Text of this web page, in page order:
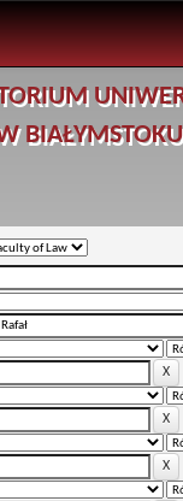
BIAŁYMSTOKU